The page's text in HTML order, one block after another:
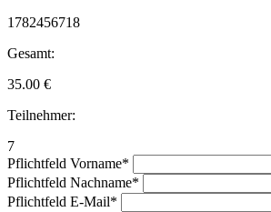
1782456718
Gesamt:
35.00 €
Teilnehmer:
7
Pflichtfeld Vorname*
Pflichtfeld Nachname*
Pflichtfeld E-Mail*